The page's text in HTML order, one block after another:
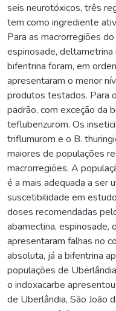
seis neurotóxicos, três
tem como ingrediente
Para as macrorregiões
espinosade, deltametrina
bifentrina foram, em
apresentaram o menor
produtos testados. Para
padrão, com exceção da
teflubenzurom. Os
triflumurom e o B.
maiores de populações
macrorregiões. A
é a mais adequada a ser
suscetibilidade em
doses recomendadas
abamectina, espinosade,
apresentaram falhas no
absoluta, já a bifentrina
populações de
o indoxacarbe
de Uberlândia, São João